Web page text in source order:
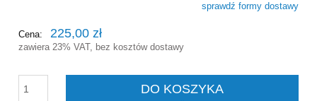
Cena nie zawiera ewentualnych kosztów płatnościsprawdź formy dostawy
Cena: 225,00 zł
zawiera 23% VAT, bez kosztów dostawy
DO KOSZYKA